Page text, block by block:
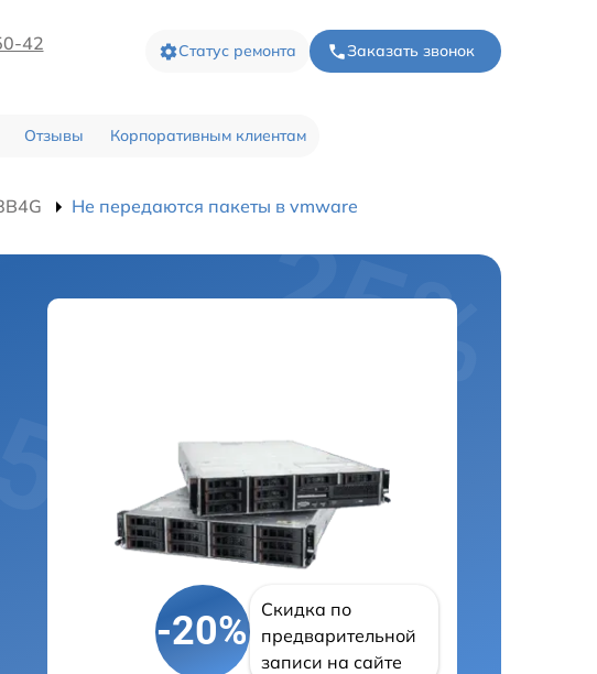
42 Статус ремонта Заказать звонок
Отзывы Корпоративным клиентам
Не передаются пакеты в vmware
-20%
Скидка по
предварительной
записи на сайте